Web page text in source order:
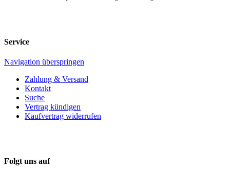
Service
Navigation überspringen
Zahlung & Versand
Kontakt
Suche
Vertrag kündigen
Kaufvertrag widerrufen
Folgt uns auf